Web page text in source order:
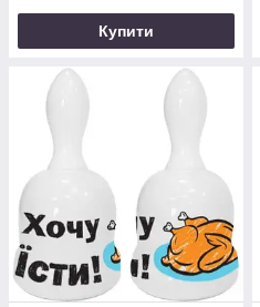
Купити